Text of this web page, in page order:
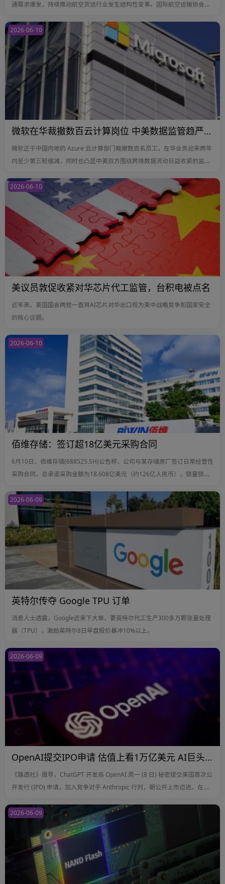
通需求爆发，持续推动航空货运行业发生结构性变革。国际航空运输协会公
数据存储单元和服务器等关键产品分别有68％和56％的贸易量依赖航空货
运。从数量看，AI相关货物仅占航空货运总量的7％，但从货物价值看，其
占航空运输贸易总货值的53.5％。
微软在华裁撤数百云计算岗位 中美数据监管趋严下再度收缩布局
微软正于中国内地的 Azure 云计算部门裁撤数百名员工，在华业务迎来两年
内至少第三轮缩减，同时也凸显中美双方围绕跨境数据流动日益收紧的监管
2026-06-10
美议员敦促收紧对华芯片代工监管，台积电被点名
近年来，美国国会两党一直将AI芯片对华出口视为美中战略竞争和国家安全
的核心议题。
2026-06-10
佰维存储：签订超18亿美元采购合同
6月10日，佰维存储(688525.SH)公告称，公司与某存储原厂签订日常经营性
采购合同，总承诺采购金额为18.608亿美元（约126亿人民币），锁量锁
2026-06-10
英特尔传夺 Google TPU 订单
消息人士透露，Google近来下大单，要英特尔代工生产300多万颗张量处理
器（TPU），激励英特尔8日早盘股价暴冲10%以上。
2026-06-09
OpenAI提交IPO申请 估值上看1万亿美元 AI巨头接力上市
《路透社》报导，ChatGPT 开发商 OpenAI 周一 (8 日) 秘密提交美国首次公
开发行 (IPO) 申请，加入竞争对手 Anthropic 行列，朝公开上市迈进。在投
2026-06-09
2026-06-09